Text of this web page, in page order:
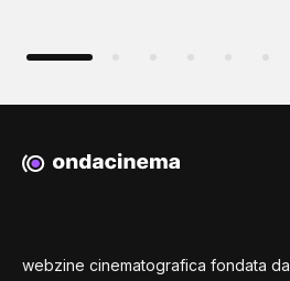
webzine cinematografica fondata da